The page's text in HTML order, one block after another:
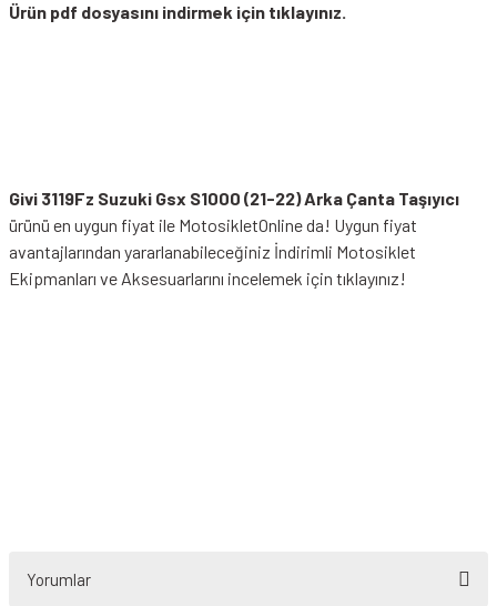
Ürün pdf dosyasını indirmek için tıklayınız.
Givi 3119Fz Suzuki Gsx S1000 (21-22) Arka Çanta Taşıyıcı
ürünü en uygun fiyat ile MotosikletOnline da! Uygun fiyat
avantajlarından yararlanabileceğiniz İndirimli Motosiklet
Ekipmanları ve Aksesuarlarını incelemek için tıklayınız!
Yorumlar